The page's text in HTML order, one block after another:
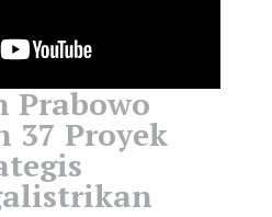
Prabowo
37 Proyek